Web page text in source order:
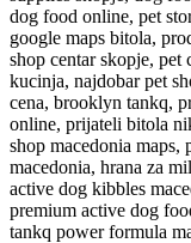
dog food online, pet
google maps bitola,
shop centar skopje, pet
kucinja, najdobar pet
cena, brooklyn tankq,
online, prijateli bitola
shop macedonia maps,
macedonia, hrana za
active dog kibbles
premium active dog
tankq power formula